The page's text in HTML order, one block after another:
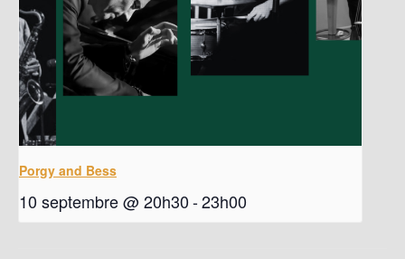
Porgy and Bess
10 septembre @ 20h30-23h00